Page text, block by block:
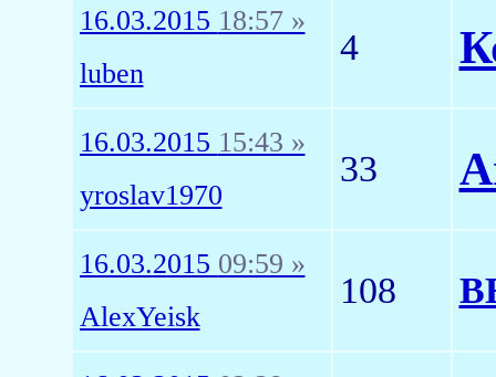
16.03.2015 18:57 »
luben
4
16.03.2015 15:43 »
yroslav1970
33
16.03.2015 09:59 »
AlexYeisk
108